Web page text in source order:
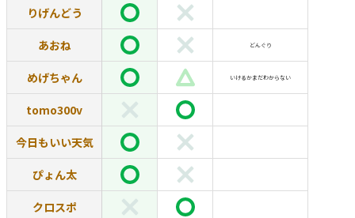
りげんどう
あおね どんぐり
めげちゃん いけるかまだわからない
tomo300v
今日もいい天気
ぴょん太
クロスポ